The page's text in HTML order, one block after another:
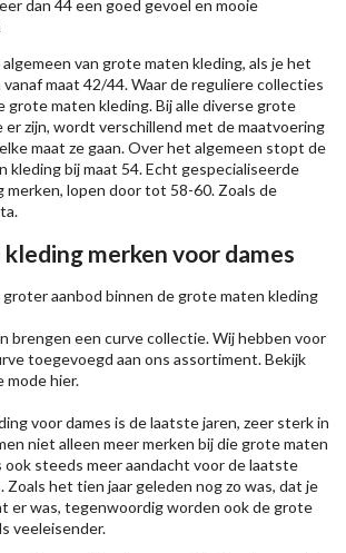
dan 44 een goed gevoel en mooie
van grote maten kleding, als je het
maat 42/44. Waar de reguliere collecties
grote maten kleding. Bij alle diverse grote
zijn, wordt verschillend met de maatvoering
maat ze gaan. Over het algemeen stopt de
kleding bij maat 54. Echt gespecialiseerde
merken, lopen door tot 58-60. Zoals de
merken voor dames
aanbod binnen de grote maten kleding
brengen een curve collectie. Wij hebben voor
toegevoegd aan ons assortiment. Bekijk
modehier.
voor dames is de laatste jaren, zeer sterk in
niet alleen meer merken bij die grote maten
ook steeds meer aandacht voor de laatste
het tien jaar geleden nog zo was, dat je
er was, tegenwoordig worden ook de grote
veeleisender.